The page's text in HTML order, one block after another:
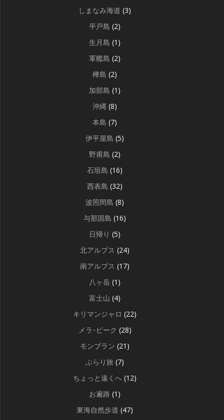
しまなみ海道 (3)
平戸島 (2)
生月島 (1)
軍艦島 (2)
樺島 (2)
加部島 (1)
沖縄 (8)
本島 (7)
伊平屋島 (5)
野甫島 (2)
石垣島 (16)
西表島 (32)
波照間島 (8)
与那国島 (16)
日帰り (5)
北アルプス (24)
南アルプス (17)
八ヶ岳 (1)
富士山 (4)
キリマンジャロ (22)
メラ･ピーク (28)
モンブラン (21)
ぶらり旅 (7)
ちょっと遠くへ (12)
お遍路 (1)
東海自然歩道 (47)